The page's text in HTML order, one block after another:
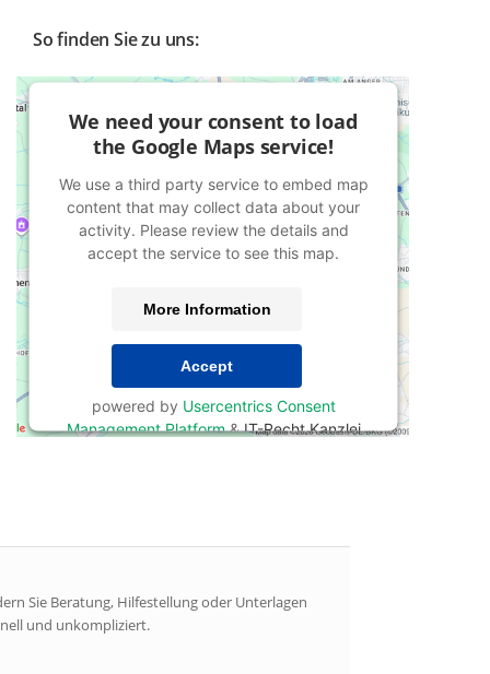
So finden Sie zu uns:
We need your consent to load
the Google Maps service!
We use a third party service to embed map
content that may collect data about your
activity. Please review the details and
accept the service to see this map.
More Information
Accept
powered by Usercentrics Consent
Management Platform&IT-Recht Kanzlei
Sie Beratung, Hilfestellung oder Unterlagen
und unkompliziert.